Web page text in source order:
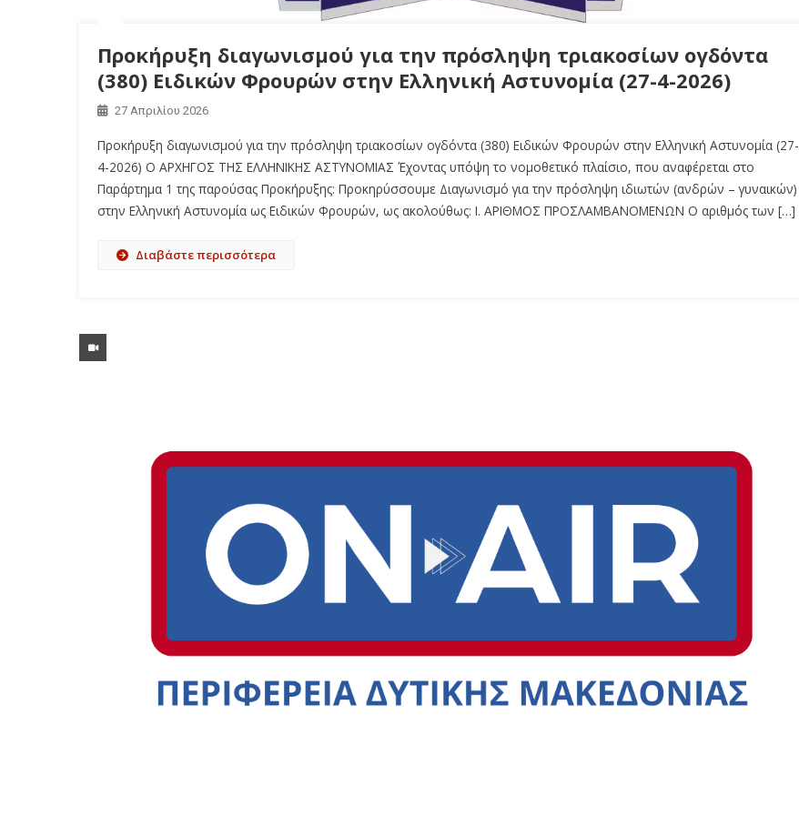
Προκήρυξη διαγωνισμού για την πρόσληψη τριακοσίων ογδόντα
(380) Ειδικών Φρουρών στην Ελληνική Αστυνομία (27-4-2026)
27 Απριλίου 2026
Προκήρυξη διαγωνισμού για την πρόσληψη τριακοσίων ογδόντα (380) Ειδικών Φρουρών στην Ελληνική Αστυνομία (27-
4-2026) Ο ΑΡΧΗΓΟΣ ΤΗΣ ΕΛΛΗΝΙΚΗΣ ΑΣΤΥΝΟΜΙΑΣ Έχοντας υπόψη το νομοθετικό πλαίσιο, που αναφέρεται στο
Παράρτημα 1 της παρούσας Προκήρυξης: Προκηρύσσουμε Διαγωνισμό για την πρόσληψη ιδιωτών (ανδρών – γυναικών)
στην Ελληνική Αστυνομία ως Ειδικών Φρουρών, ως ακολούθως: Ι. ΑΡΙΘΜΟΣ ΠΡΟΣΛΑΜΒΑΝΟΜΕΝΩΝ Ο αριθμός των […]
Διαβάστε περισσότερα